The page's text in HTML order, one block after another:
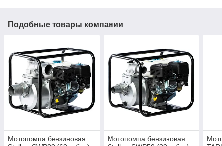
Подобные товары компании
Мотопомпа бензиновая
Мотопомпа бензиновая